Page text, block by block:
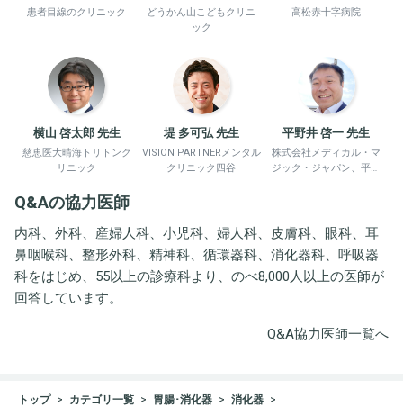
患者目線のクリニック
どうかん山こどもクリニ
ック
高松赤十字病院
横山 啓太郎 先生
慈恵医大晴海トリトンク
リニック
堤 多可弘 先生
VISION PARTNERメンタル
クリニック四谷
平野井 啓一 先生
株式会社メディカル・マ
ジック・ジャパン、平野
Q&Aの協力医師
内科、外科、産婦人科、小児科、婦人科、皮膚科、眼科、耳
鼻咽喉科、整形外科、精神科、循環器科、消化器科、呼吸器
科をはじめ、55以上の診療科より、のべ8,000人以上の医師が
回答しています。
Q&A協力医師一覧へ
トップ カテゴリ一覧 胃腸･消化器 消化器